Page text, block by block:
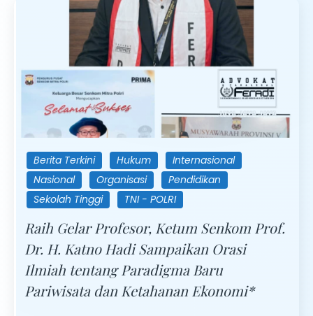
Berita Terkini Hukum
Internasional
Nasional
Organisasi
Pendidikan
Sekolah Tinggi
TNI - POLRI
Raih Gelar Profesor, Ketum Senkom Prof.
Dr. H. Katno Hadi Sampaikan Orasi
Ilmiah tentang Paradigma Baru
Pariwisata dan Ketahanan Ekonomi*